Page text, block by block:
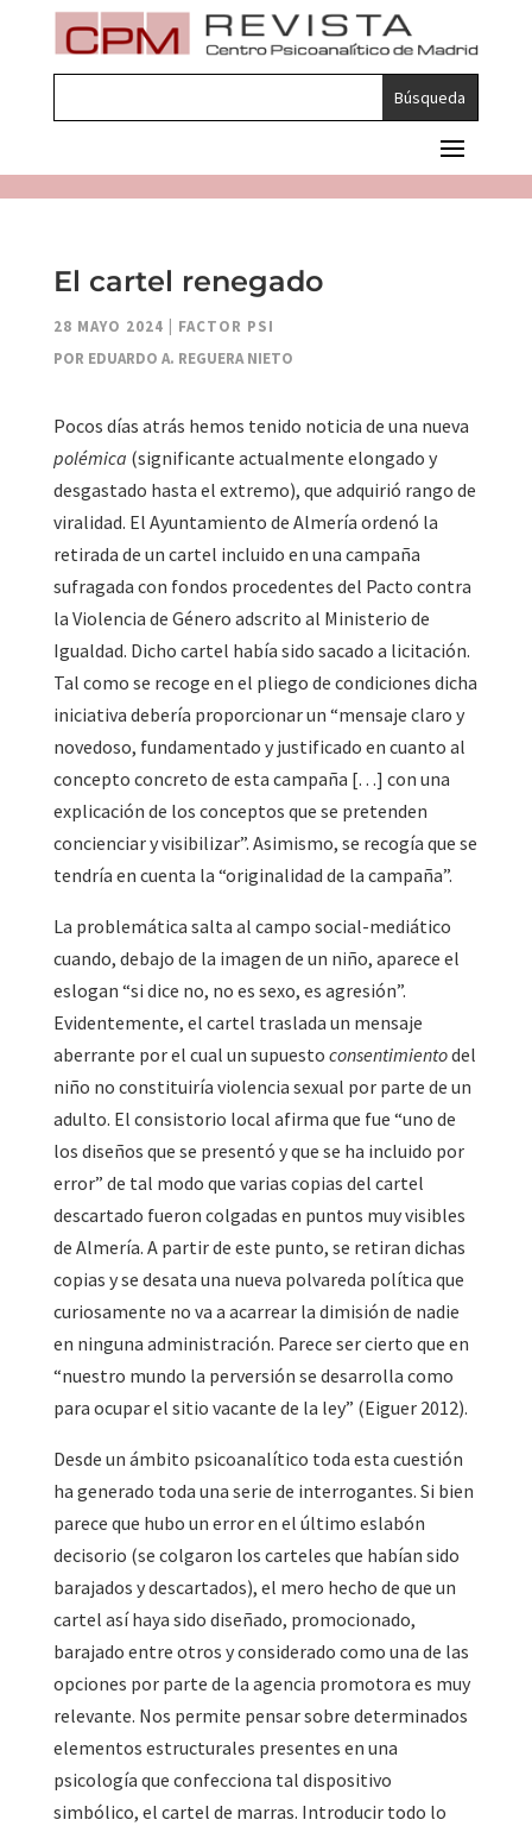
El cartel renegado
28 MAYO 2024
FACTOR PSI
POR EDUARDO A. REGUERA NIETO
Pocos días atrás hemos tenido noticia de una nueva
polémica (significante actualmente elongado y
desgastado hasta el extremo), que adquirió rango de
viralidad. El Ayuntamiento de Almería ordenó la
retirada de un cartel incluido en una campaña
sufragada con fondos procedentes del Pacto contra
la Violencia de Género adscrito al Ministerio de
Igualdad. Dicho cartel había sido sacado a licitación.
Tal como se recoge en el pliego de condiciones dicha
iniciativa debería proporcionar un “mensaje claro y
novedoso, fundamentado y justificado en cuanto al
concepto concreto de esta campaña […] con una
explicación de los conceptos que se pretenden
concienciar y visibilizar”. Asimismo, se recogía que se
tendría en cuenta la “originalidad de la campaña”.
La problemática salta al campo social-mediático
cuando, debajo de la imagen de un niño, aparece el
eslogan “si dice no, no es sexo, es agresión”.
Evidentemente, el cartel traslada un mensaje
aberrante por el cual un supuesto consentimientodel
niño no constituiría violencia sexual por parte de un
adulto. El consistorio local afirma que fue “uno de
los diseños que se presentó y que se ha incluido por
error” de tal modo que varias copias del cartel
descartado fueron colgadas en puntos muy visibles
de Almería. A partir de este punto, se retiran dichas
copias y se desata una nueva polvareda política que
curiosamente no va a acarrear la dimisión de nadie
en ninguna administración. Parece ser cierto que en
“nuestro mundo la perversión se desarrolla como
para ocupar el sitio vacante de la ley” (Eiguer 2012).
Desde un ámbito psicoanalítico toda esta cuestión
ha generado toda una serie de interrogantes. Si bien
parece que hubo un error en el último eslabón
decisorio (se colgaron los carteles que habían sido
barajados y descartados), el mero hecho de que un
cartel así haya sido diseñado, promocionado,
barajado entre otros y considerado como una de las
opciones por parte de la agencia promotora es muy
relevante. Nos permite pensar sobre determinados
elementos estructurales presentes en una
psicología que confecciona tal dispositivo
simbólico, el cartel de marras. Introducir todo lo